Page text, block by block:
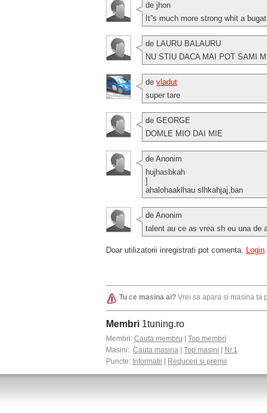
de jhon
It”s much more strong whit a
de LAURU BALAURU
NU STIU DACA MAI POT SAMI
de vladut
super tare
de GEORGE
DOMLE MIO DAI MIE
de Anonim
hujhasbkah
]
ahalohaaklhau slhkahjaj,ban
de Anonim
talent au ce as vrea sh eu una de
Doar utilizatorii inregistrati pot comenta. Login
Tu ce masina ai? Vrei sa apara si masina ta
Membri 1tuning.ro
Membri: Cauta membru
Top membri
Masini: Cauta masina Top masini
Nr.1
Puncte: Informatii Reduceri si premii